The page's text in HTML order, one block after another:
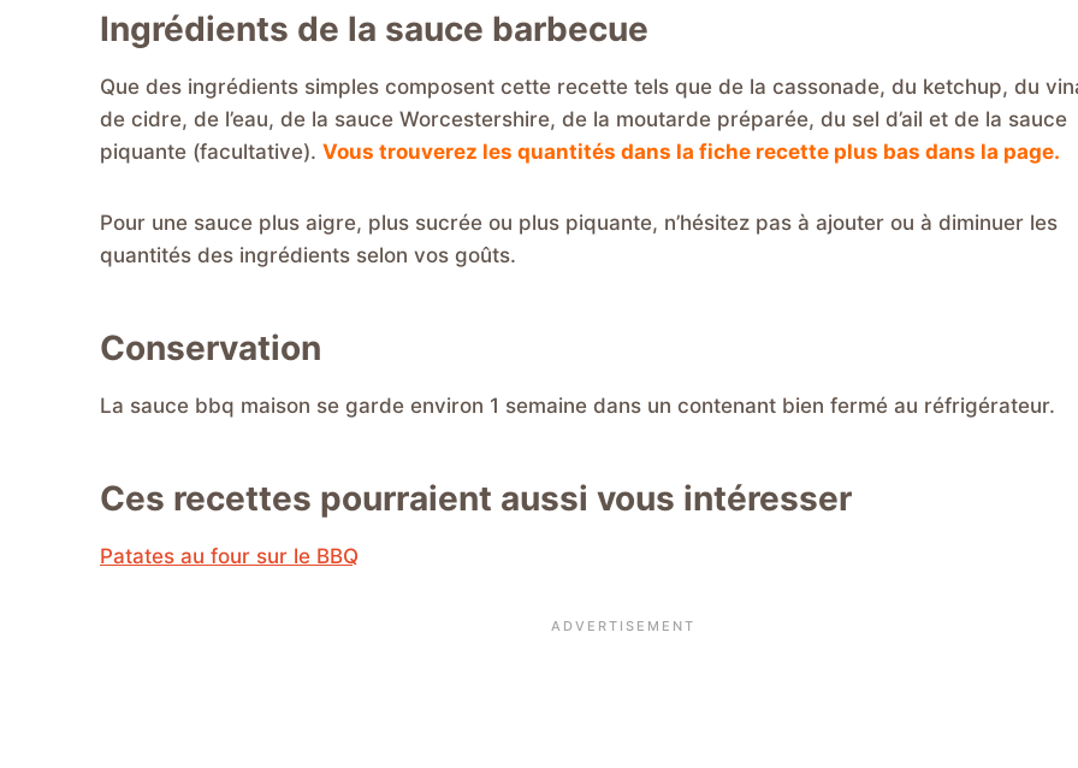
Ingrédients de la sauce barbecue
Que des ingrédients simples composent cette recette tels que de la cassonade, du ketchup, du
de cidre, de l’eau, de la sauce Worcestershire, de la moutarde préparée, du sel d’ail et de la sauce
piquante (facultative). Vous trouverez les quantités dans la fiche recette plus bas dans la page.
Pour une sauce plus aigre, plus sucrée ou plus piquante, n’hésitez pas à ajouter ou à diminuer les
quantités des ingrédients selon vos goûts.
Conservation
La sauce bbq maison se garde environ 1 semaine dans un contenant bien fermé au réfrigérateur.
Ces recettes pourraient aussi vous intéresser
Patates au four sur le BBQ